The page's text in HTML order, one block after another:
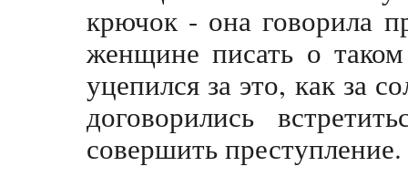
крючок - она говорила
женщине писать о
уцепился за это, как за
договорились
совершить